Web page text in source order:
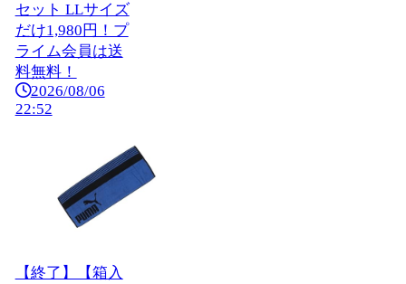
セット LLサイズ
だけ1,980円！プ
ライム会員は送
料無料！
2026/08/06
22:52
【終了】【箱入